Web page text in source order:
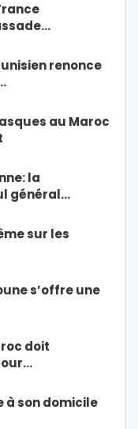
renonce
au Maroc
la
général…
sur les
s’offre une
doit
à son domicile